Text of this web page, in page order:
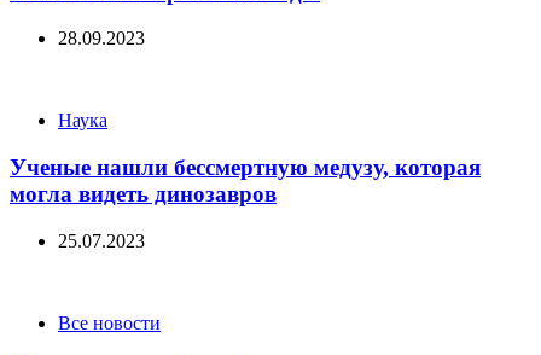
28.09.2023
Categories
Наука
Ученые нашли бессмертную медузу, которая
могла видеть динозавров
25.07.2023
CategoriesВсе новости